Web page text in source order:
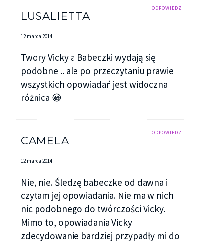
ODPOWIEDZ
LUSALIETTA
12 marca 2014
Twory Vicky a Babeczki wydają się
podobne .. ale po przeczytaniu prawie
wszystkich opowiadań jest widoczna
różnica 😀
ODPOWIEDZ
CAMELA
12 marca 2014
Nie, nie. Śledzę babeczke od dawna i
czytam jej opowiadania. Nie ma w nich
nic podobnego do twórczości Vicky.
Mimo to, opowiadania Vicky
zdecydowanie bardziej przypadły mi do